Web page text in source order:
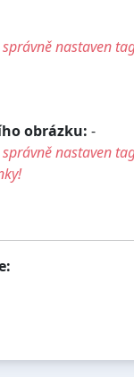
nastaven
obrázku: -
nastaven